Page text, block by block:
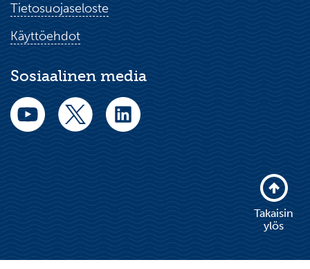
Tietosuojaseloste
Käyttöehdot
Sosiaalinen media
Takaisin
ylös